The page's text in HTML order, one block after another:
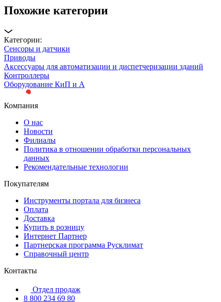
Похожие категории
Категории:
Сенсоры и датчики
Приводы
Аксессуары для автоматизации и диспетчеризации зданий
Контроллеры
Оборудование КиП и А
Компания
О нас
Новости
Филиалы
Политика в отношении обработки персональных
данных
Рекомендательные технологии
Покупателям
Инструменты портала для бизнеса
Оплата
Доставка
Купить в розницу
Интернет Партнер
Партнерская программа Русклимат
Справочный центр
Контакты
Отдел продаж
8 800 234 69 80